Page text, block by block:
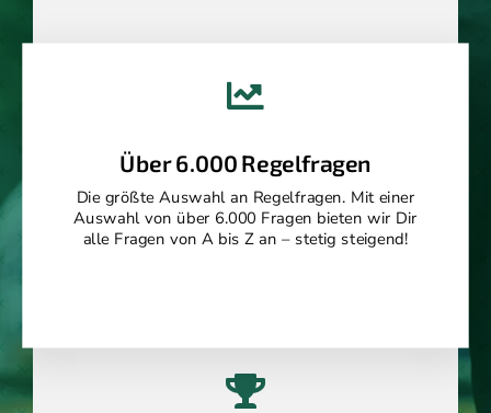
Über 6.000 Regelfragen
Die größte Auswahl an Regelfragen. Mit einer
Auswahl von über 6.000 Fragen bieten wir Dir
alle Fragen von A bis Z an – stetig steigend!